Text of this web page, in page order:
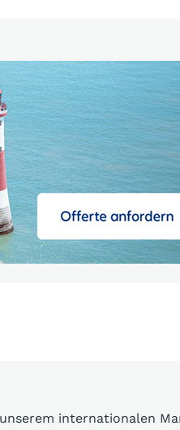
internationalen